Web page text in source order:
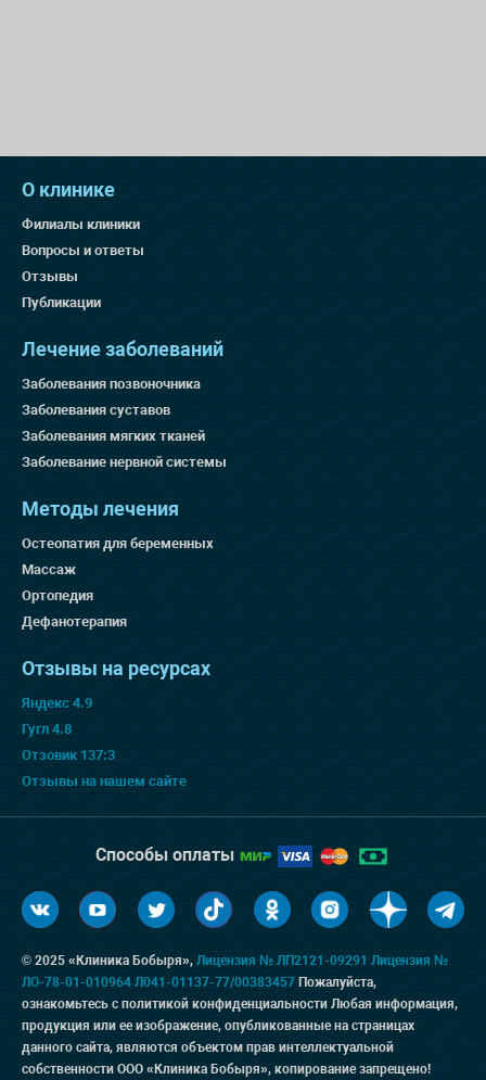
О клинике
Филиалы клиники
Вопросы и ответы
Отзывы
Публикации
Лечение заболеваний
Заболевания позвоночника
Заболевания суставов
Заболевания мягких тканей
Заболевание нервной системы
Методы лечения
Остеопатия для беременных
Массаж
Ортопедия
Дефанотерапия
Отзывы на ресурсах
Яндекс 4.9
Гугл 4.8
Отзовик 137:3
Отзывы на нашем сайте
Способы оплаты
© 2025 «Клиника Бобыря», Лицензия № ЛП2121-09291 Лицензия №
ЛО-78-01-010964 Л041-01137-77/00383457 Пожалуйста,
ознакомьтесь с политикой конфиденциальности Любая информация,
продукция или ее изображение, опубликованные на страницах
данного сайта, являются объектом прав интеллектуальной
собственности ООО «Клиника Бобыря», копирование запрещено!